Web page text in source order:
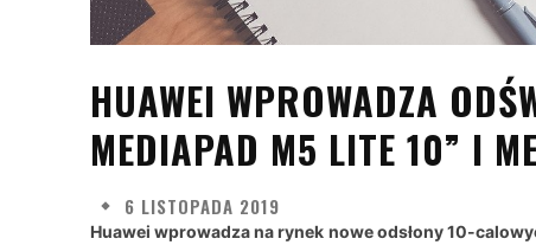
HUAWEI WPROWADZA
MEDIAPAD M5 LITE 10” I
6 LISTOPADA 2019
Huawei wprowadza na rynek nowe odsłony 10-